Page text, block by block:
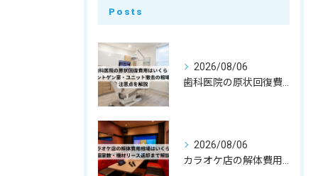
Posts
2026/08/06
2026/08/06